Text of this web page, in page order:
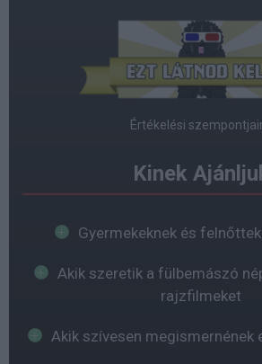
Értékelési
Kinek
Gyermekeknek és
Akik szeretik a fülbemászó
rajzfilmeket
Akik szívesen megismernének